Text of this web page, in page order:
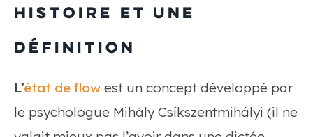
histoire et une
définition
L’état de flow est un concept développé par
le psychologue Mihály Csíkszentmihályi (il ne